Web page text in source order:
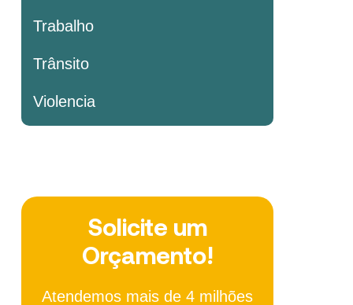
Trabalho
Trânsito
Violencia
Solicite um
Orçamento!
Atendemos mais de 4 milhões